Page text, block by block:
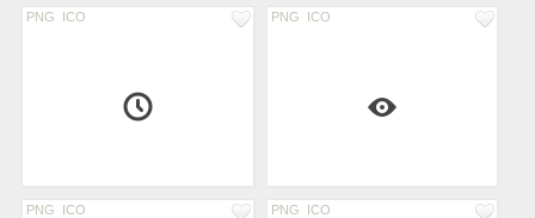
PNG ICO PNG ICO
PNG ICO PNG ICO